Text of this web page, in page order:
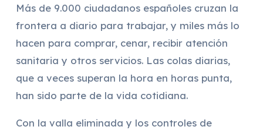
Más de 9.000 ciudadanos españoles cruzan la
frontera a diario para trabajar, y miles más lo
hacen para comprar, cenar, recibir atención
sanitaria y otros servicios. Las colas diarias,
que a veces superan la hora en horas punta,
han sido parte de la vida cotidiana.
Con la valla eliminada y los controles de